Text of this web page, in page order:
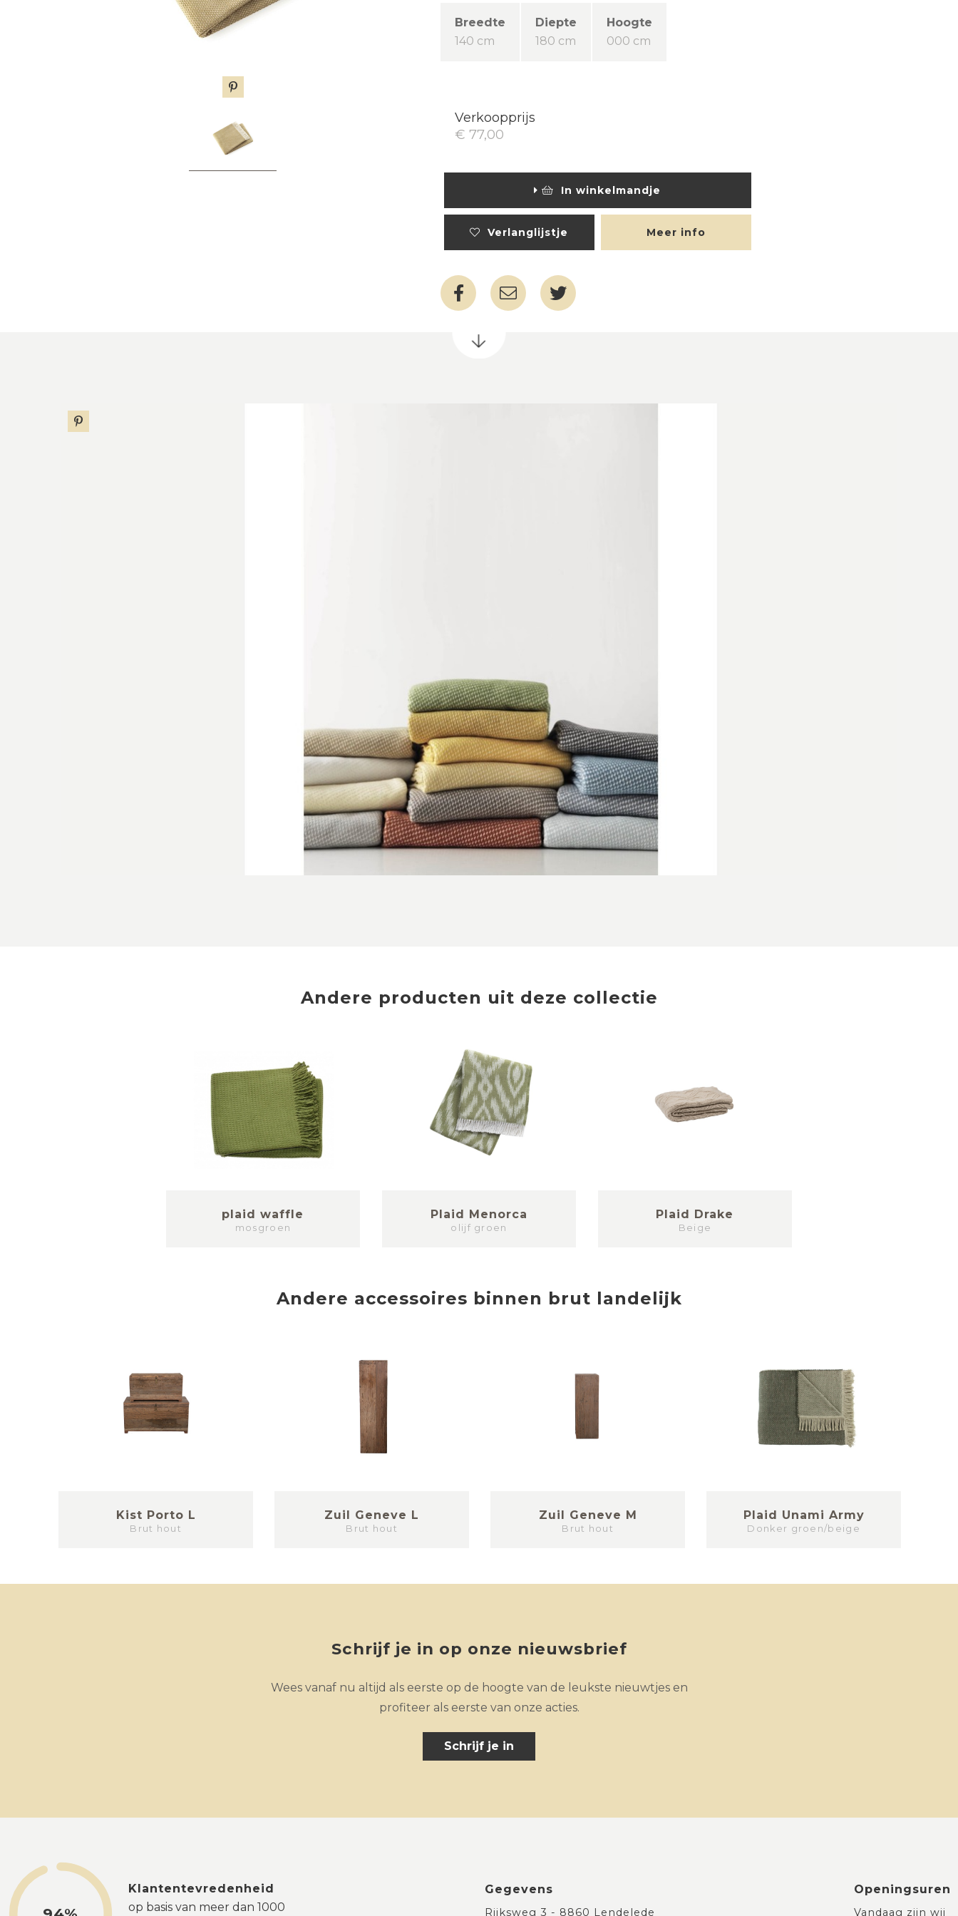
Breedte
140 cm
Diepte
180 cm
Hoogte
000 cm
Verkoopprijs
€ 77,00
In winkelmandje
Verlanglijstje Meer info
Andere producten uit deze collectie
plaid waffle
mosgroen
Plaid Menorca
olijf groen
Plaid Drake
Beige
Andere accessoires binnen brut landelijk
Kist Porto L
Brut hout
Zuil Geneve L
Brut hout
Zuil Geneve M
Brut hout
Plaid Unami Army
Donker groen/beige
Schrijf je in op onze nieuwsbrief
Wees vanaf nu altijd als eerste op de hoogte van de leukste nieuwtjes en
profiteer als eerste van onze acties.
Schrijf je in
Klantentevredenheid
op basis van meer dan 1000
Gegevens
Rijksweg 3 - 8860 Lendelede
Openingsuren
Vandaag zijn wij